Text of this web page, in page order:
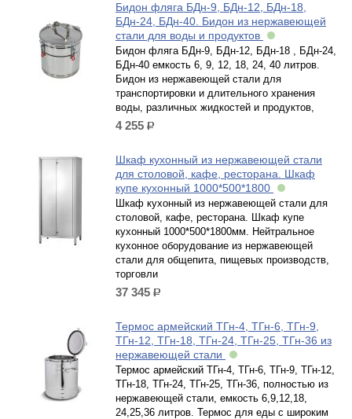
Бидон фляга БДн-9, БДн-12, БДн-18,
БДн-24, БДн-40. Бидон из нержавеющей
стали для воды и продуктов
Бидон фляга БДн-9, БДн-12, БДн-18 , БДн-24,
БДн-40 емкость 6, 9, 12, 18, 24, 40 литров.
Бидон из нержавеющей стали для
транспортировки и длительного хранения
воды, различных жидкостей и продуктов,
4 255 р.
Шкаф кухонный из нержавеющей стали
для столовой, кафе, ресторана. Шкаф
купе кухонный 1000*500*1800
Шкаф кухонный из нержавеющей стали для
столовой, кафе, ресторана. Шкаф купе
кухонный 1000*500*1800мм. Нейтральное
кухонное оборудование из нержавеющей
стали для общепита, пищевых производств,
торговли
37 345 р.
Термос армейский ТГн-4, ТГн-6, ТГн-9,
ТГн-12, ТГн-18, ТГн-24, ТГн-25, ТГн-36 из
нержавеющей стали
Термос армейский ТГн-4, ТГн-6, ТГн-9, ТГн-12,
ТГн-18, ТГн-24, ТГн-25, ТГн-36, полностью из
нержавеющей стали, емкость 6,9,12,18,
24,25,36 литров. Термос для еды с широким